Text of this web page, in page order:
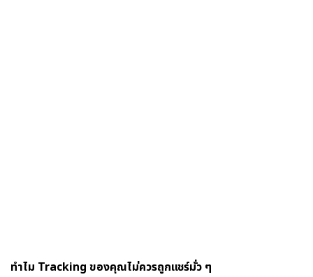
ทำไม Tracking ของคุณไม่ควรถูกแชร์มั่ว ๆ